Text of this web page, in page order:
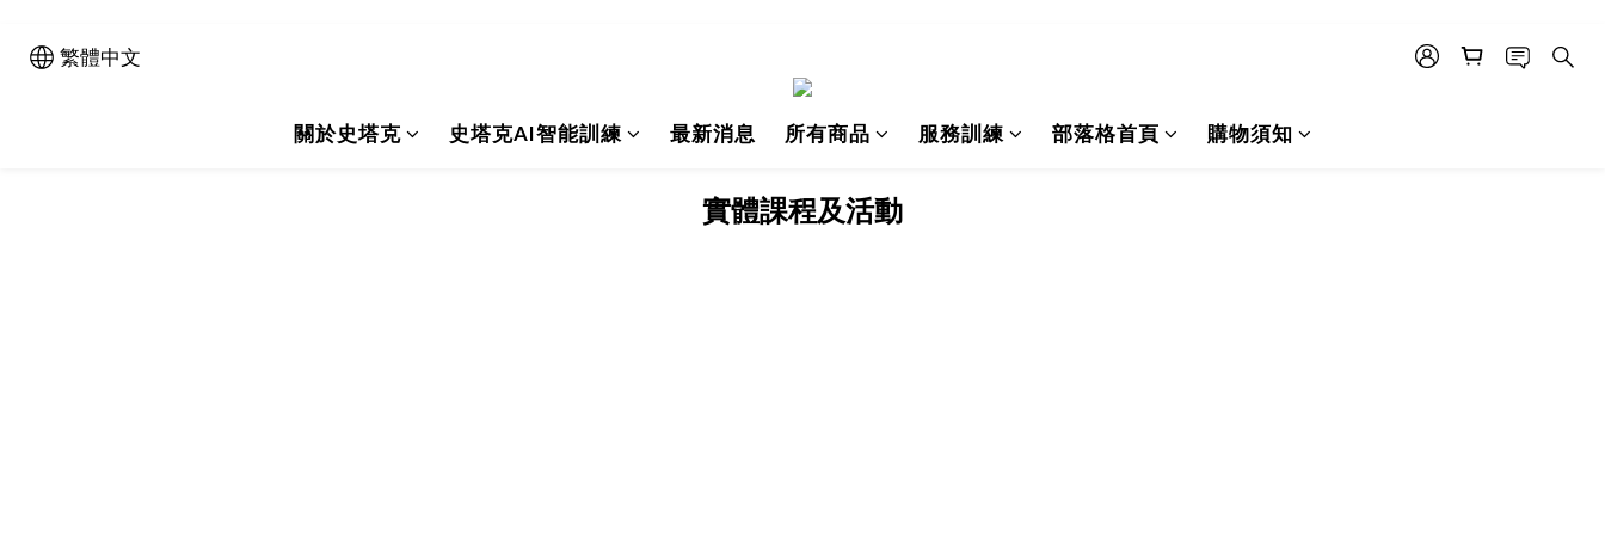
繁體中文
關於史塔克 史塔克AI智能訓練 最新消息 所有商品 服務訓練 部落格首頁 購物須知
實體課程及活動